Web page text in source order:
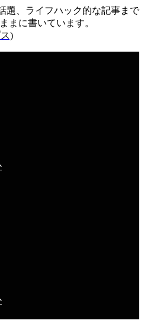
題、ライフハック的な記事まで
まに書いています。